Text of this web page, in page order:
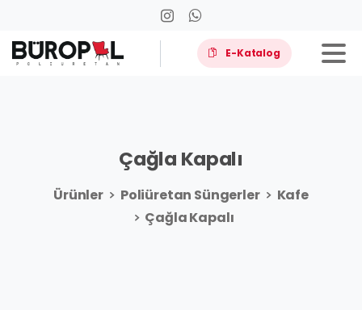
E-Katalog
Çağla Kapalı
Ürünler Poliüretan Süngerler
Kafe
Çağla Kapalı